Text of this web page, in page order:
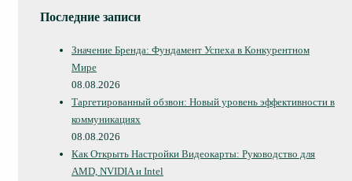
Последние записи
Значение Бренда: Фундамент Успеха в Конкурентном
Мире
08.08.2026
Таргетированный обзвон: Новый уровень эффективности в
коммуникациях
08.08.2026
Как Открыть Настройки Видеокарты: Руководство для
AMD, NVIDIA и Intel